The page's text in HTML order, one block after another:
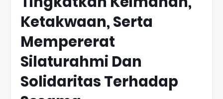
Ketakwaan, Serta
Mempererat
Silaturahmi Dan
Solidaritas Terhadap